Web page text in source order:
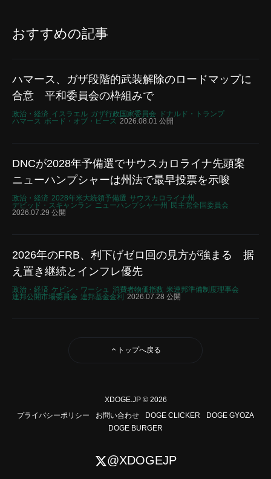
おすすめの記事
ハマース、ガザ段階的武装解除のロードマップに
合意 平和委員会の枠組みで
政治・経済 イスラエル ガザ行政国家委員会
ドナルド・トランプ
ハマース ボード・オブ・ピース 2026.08.01 公開
DNCが2028年予備選でサウスカロライナ先頭案
ニューハンプシャーは州法で最早投票を示唆
政治・経済 2028年米大統領予備選 サウスカロライナ州
デビッド・スキャンラン ニューハンプシャー州
民主党全国委員会
2026.07.29 公開
2026年のFRB、利下げゼロ回の見方が強まる 据
え置き継続とインフレ優先
政治・経済 ケビン・ワーシュ 消費者物価指数 米連邦準備制度理事会
連邦公開市場委員会 連邦基金金利 2026.07.28 公開
トップへ戻る
XDOGE.JP © 2026
プライバシーポリシー
お問い合わせ DOGE CLICKER
DOGE GYOZA
DOGE BURGER
@XDOGEJP